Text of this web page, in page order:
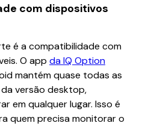
com dispositivos
é a compatibilidade com
O app da IQ Option
mantém quase todas as
versão desktop,
em qualquer lugar. Isso é
quem precisa monitorar o